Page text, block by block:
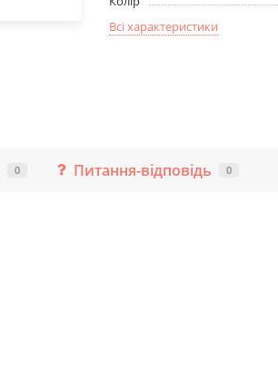
Всі характеристики
0 Питання-відповідь 0